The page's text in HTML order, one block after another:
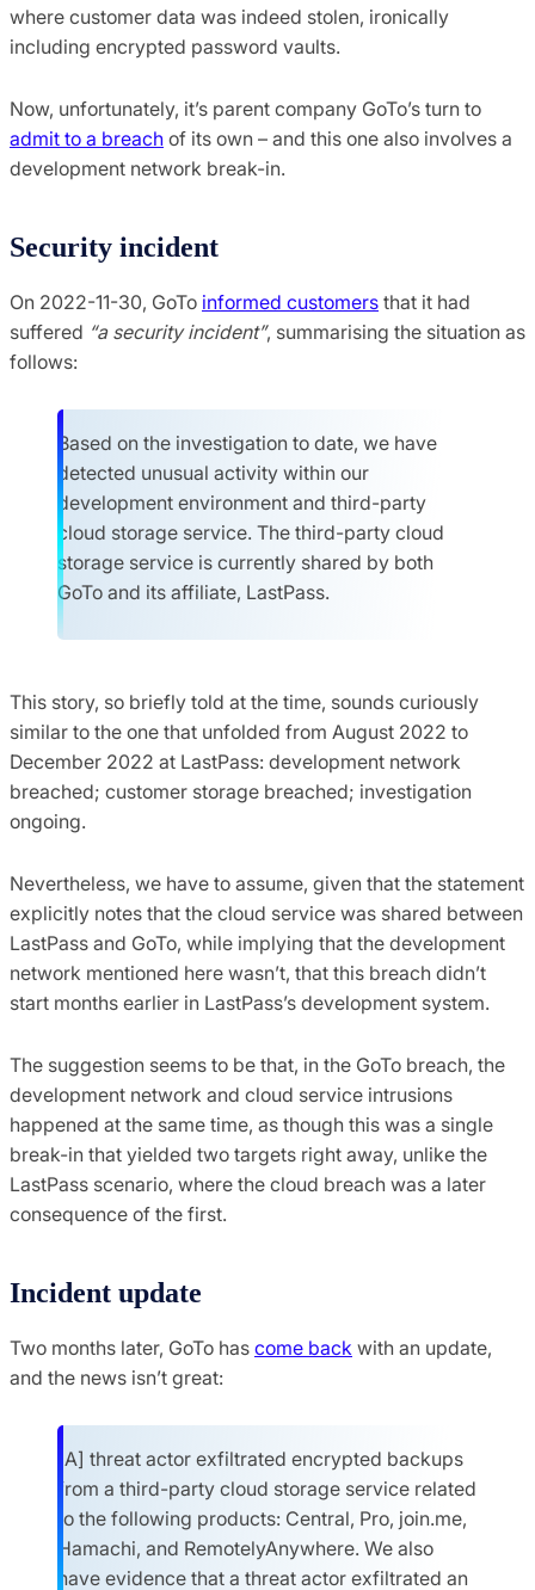
where customer data was indeed stolen, ironically
including encrypted password vaults.
Now, unfortunately, it’s parent company GoTo’s turn to
admit to a breach of its own – and this one also involves a
development network break-in.
Security incident
On 2022-11-30, GoTo informed customers that it had
suffered “a security incident”, summarising the situation as
follows:
Based on the investigation to date, we have
detected unusual activity within our
development environment and third-party
cloud storage service. The third-party cloud
storage service is currently shared by both
GoTo and its affiliate, LastPass.
This story, so briefly told at the time, sounds curiously
similar to the one that unfolded from August 2022 to
December 2022 at LastPass: development network
breached; customer storage breached; investigation
ongoing.
Nevertheless, we have to assume, given that the statement
explicitly notes that the cloud service was shared between
LastPass and GoTo, while implying that the development
network mentioned here wasn’t, that this breach didn’t
start months earlier in LastPass’s development system.
The suggestion seems to be that, in the GoTo breach, the
development network and cloud service intrusions
happened at the same time, as though this was a single
break-in that yielded two targets right away, unlike the
LastPass scenario, where the cloud breach was a later
consequence of the first.
Incident update
Two months later, GoTo has come back with an update,
and the news isn’t great:
[A] threat actor exfiltrated encrypted backups
from a third-party cloud storage service related
to the following products: Central, Pro, join.me,
Hamachi, and RemotelyAnywhere. We also
have evidence that a threat actor exfiltrated an